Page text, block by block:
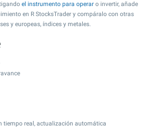
el instrumento para operar o invertir, añade
en R StocksTrader y compáralo con otras
y europeas, índices y metales.
tiempo real, actualización automática